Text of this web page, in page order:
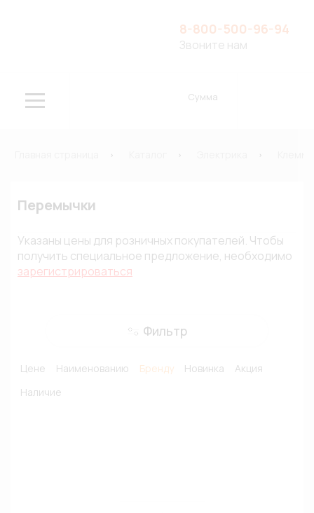
8-800-500-96-94
Звоните нам
Сумма
Перемычки
Указаны цены для розничных покупателей. Чтобы
получить специальное предложение, необходимо
зарегистрироваться
Фильтр
Цене Наименованию Бренду Новинка
Акция
Наличие